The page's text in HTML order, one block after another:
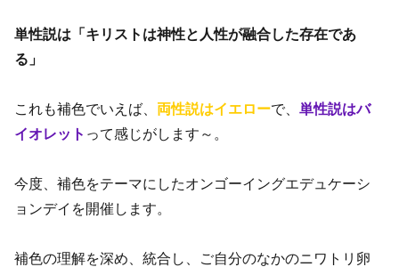
単性説は「キリストは神性と人性が融合した存在であ
る」
これも補色でいえば、 両性説はイエローで、単性説はバ
イオレット って感じがします～。
今度、補色をテーマにしたオンゴーイングエデュケーシ
ョンデイを開催します。
補色の理解を深め、統合し、ご自分のなかのニワトリ卵